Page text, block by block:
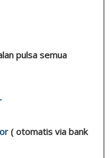
pulsa semua
( otomatis via bank